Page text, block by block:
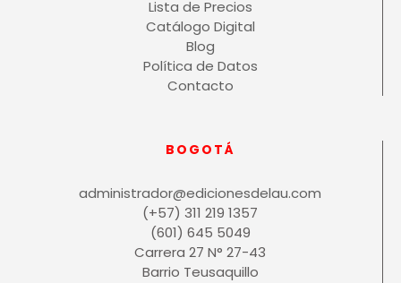
Lista de Precios
Catálogo Digital
Blog
Política de Datos
Contacto
BOGOTÁ
administrador@edicionesdelau.com
(+57) 311 219 1357
(601) 645 5049
Carrera 27 N° 27-43
Barrio Teusaquillo